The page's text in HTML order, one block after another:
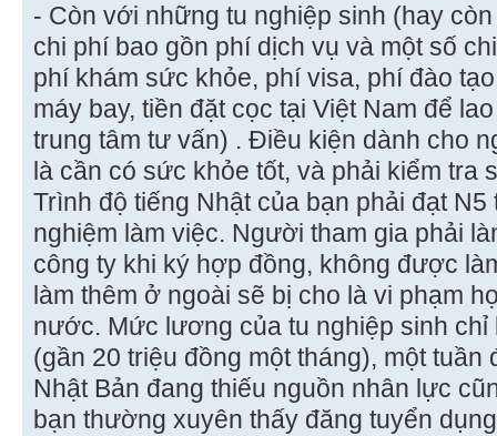
- Còn với những tu nghiệp sinh (hay
chi phí bao gồn phí dịch vụ và một số
phí khám sức khỏe, phí visa, phí đào
máy bay, tiền đặt cọc tại Việt Nam để
trung tâm tư vấn) . Điều kiện dành cho
là cần có sức khỏe tốt, và phải kiểm tra
Trình độ tiếng Nhật của bạn phải đạt
nghiệm làm việc. Người tham gia phải
công ty khi ký hợp đồng, không được
làm thêm ở ngoài sẽ bị cho là vi phạm
nước. Mức lương của tu nghiệp sinh chỉ
(gần 20 triệu đồng một tháng), một
Nhật Bản đang thiếu nguồn nhân lực
bạn thường xuyên thấy đăng tuyển